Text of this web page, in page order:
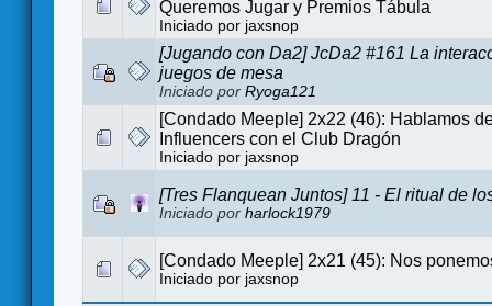
Queremos Jugar y Premios Tábula
Iniciado por jaxsnop
[Jugando con Da2] JcDa2 #161 La
juegos de mesa
Iniciado por Ryoga121
[Condado Meeple] 2x22 (46): Hablamos
Influencers con el Club Dragón
Iniciado por jaxsnop
[Tres Flanquean Juntos] 11 - El ritual de
Iniciado por harlock1979
[Condado Meeple] 2x21 (45): Nos
Iniciado por jaxsnop